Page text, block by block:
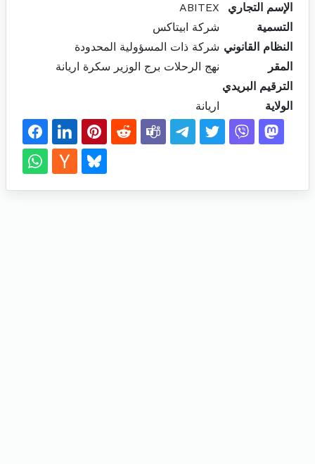
الإسم التجاري
ABITEX
التسمية
شركة ابيتاكس
النظام القانوني شركة ذات المسؤولية المحدودة
المقر
نهج الرحلات برج الوزير سكرة اريانة
الترقيم البريدي
الولاية
اريانة